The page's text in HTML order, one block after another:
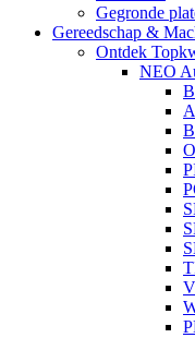
Gegronde
Gereedschap &
Ontdek
NEO